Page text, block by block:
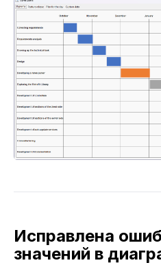
Исправлена
значений в